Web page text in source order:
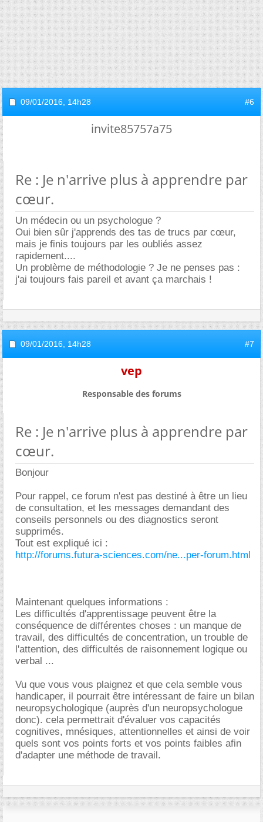
09/01/2016, 14h28 #6
invite85757a75
Re : Je n'arrive plus à apprendre par
cœur.
Un médecin ou un psychologue ?
Oui bien sûr j'apprends des tas de trucs par cœur,
mais je finis toujours par les oubliés assez
rapidement....
Un problème de méthodologie ? Je ne penses pas :
j'ai toujours fais pareil et avant ça marchais !
09/01/2016, 14h28 #7
vep
Responsable des forums
Re : Je n'arrive plus à apprendre par
cœur.
Bonjour
Pour rappel, ce forum n'est pas destiné à être un lieu
de consultation, et les messages demandant des
conseils personnels ou des diagnostics seront
supprimés.
Tout est expliqué ici :
http://forums.futura-sciences.com/ne...per-forum.html
Maintenant quelques informations :
Les difficultés d'apprentissage peuvent être la
conséquence de différentes choses : un manque de
travail, des difficultés de concentration, un trouble de
l'attention, des difficultés de raisonnement logique ou
verbal ...
Vu que vous vous plaignez et que cela semble vous
handicaper, il pourrait être intéressant de faire un bilan
neuropsychologique (auprès d'un neuropsychologue
donc). cela permettrait d'évaluer vos capacités
cognitives, mnésiques, attentionnelles et ainsi de voir
quels sont vos points forts et vos points faibles afin
d'adapter une méthode de travail.